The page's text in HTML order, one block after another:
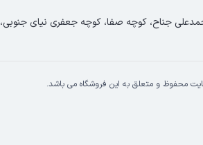
جناح، کوچه صفا، کوچه جعفری نیای جنوبی،
محفوظ و متعلق به این فروشگاه می باشد.